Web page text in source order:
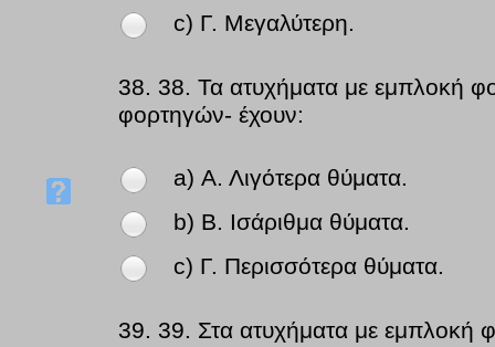
c) Γ. Μεγαλύτερη.
38. 38. Τα ατυχήματα με εμπλοκή
φορτηγών- έχουν:
a) Α. Λιγότερα θύματα.
b) Β. Ισάριθμα θύματα.
c) Γ. Περισσότερα θύματα.
39. 39. Στα ατυχήματα με εμπλοκή